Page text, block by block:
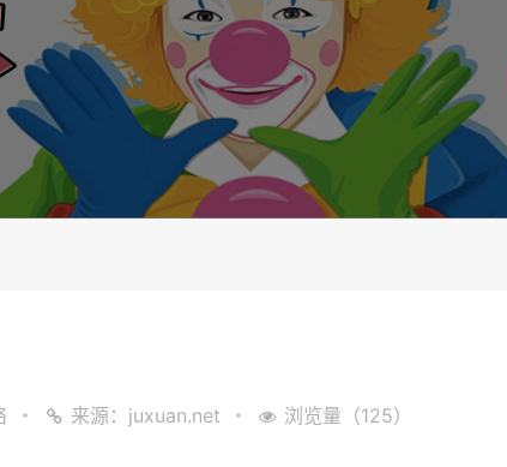
来源：juxuan.net 浏览量（125）